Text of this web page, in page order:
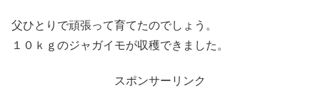
父ひとりで頑張って育てたのでしょう。
１０ｋｇのジャガイモが収穫できました。
スポンサーリンク